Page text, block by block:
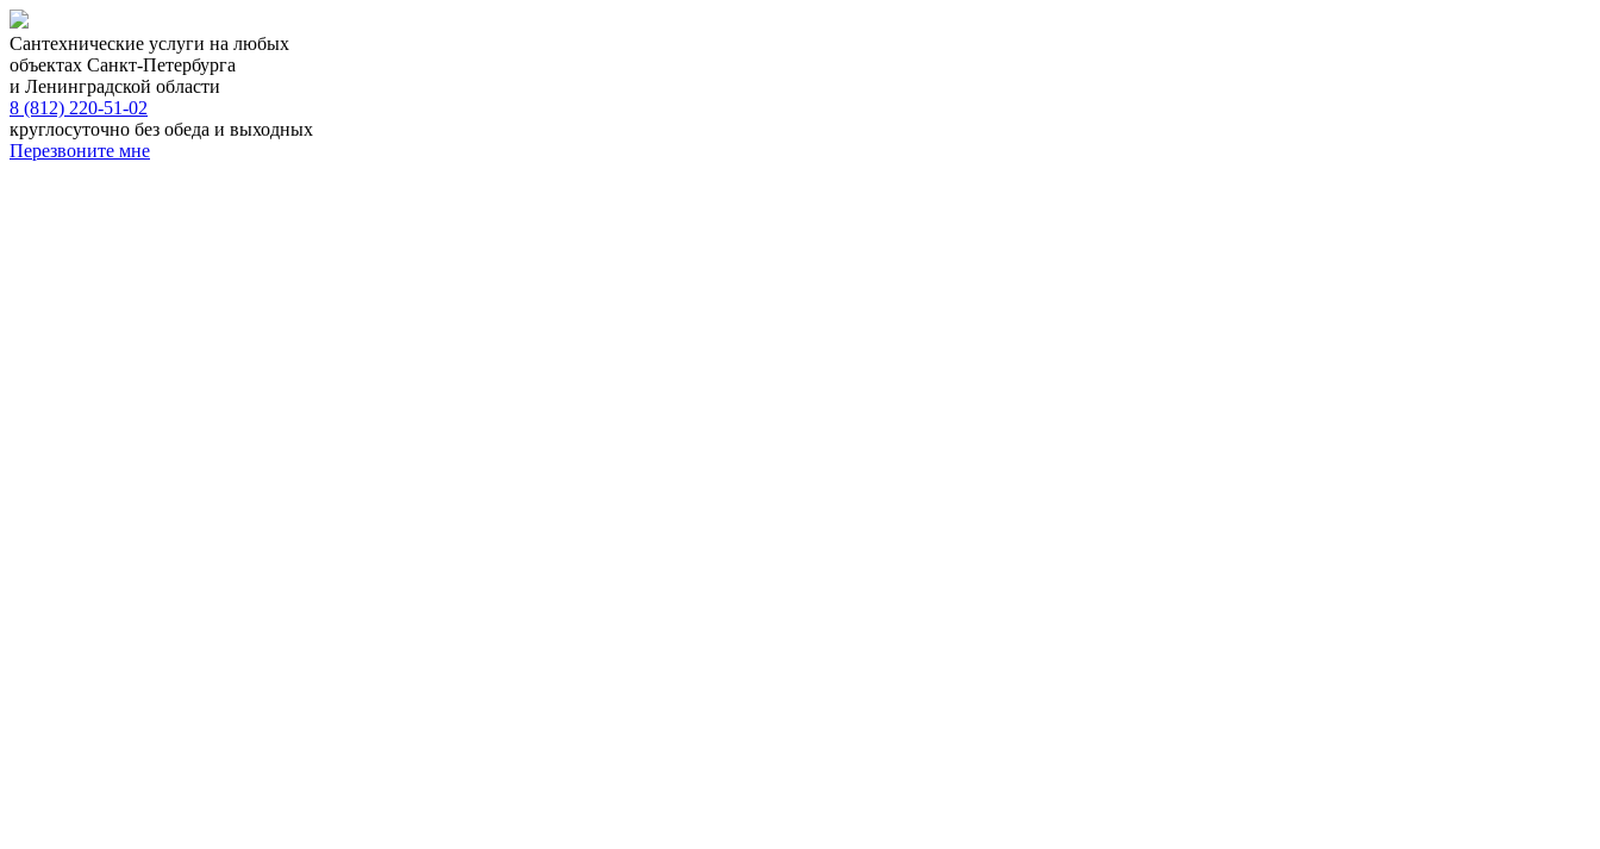
Сантехнические услуги на любых
объектах Санкт-Петербурга
и Ленинградской области
8 (812) 220-51-02
круглосуточно без обеда и выходных
Перезвоните мне